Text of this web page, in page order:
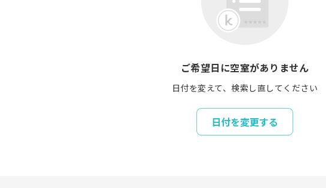
ご希望日に空室がありません
日付を変えて、検索し直してください
日付を変更する